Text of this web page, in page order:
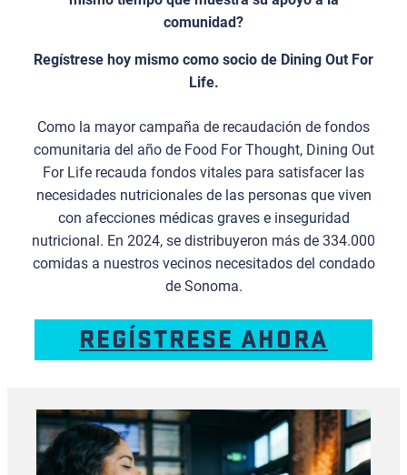
comunidad?
Regístrese hoy mismo como socio de Dining Out For
Life.
Como la mayor campaña de recaudación de fondos
comunitaria del año de Food For Thought, Dining Out
For Life recauda fondos vitales para satisfacer las
necesidades nutricionales de las personas que viven
con afecciones médicas graves e inseguridad
nutricional. En 2024, se distribuyeron más de 334.000
comidas a nuestros vecinos necesitados del condado
de Sonoma.
REGÍSTRESE AHORA